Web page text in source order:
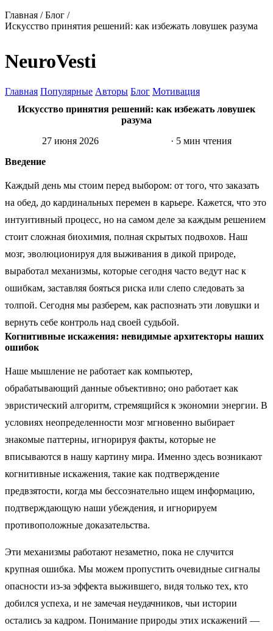
Главная / Блог /
Искусство принятия решений: как избежать ловушек разума
NeuroVesti
Главная Популярные Авторы Блог Мотивация
Искусство принятия решений: как избежать ловушек
разума
27 июня 2026
· 5 мин чтения
Введение
Каждый день мы стоим перед выбором: от того, что заказать
на обед, до кардинальных перемен в карьере. Кажется, что это
интуитивный процесс, но на самом деле за каждым решением
стоит сложная биохимия, полная скрытых подвохов. Наш
мозг, эволюционируя для выживания в дикой природе,
выработал механизмы, которые сегодня часто ведут нас к
ошибкам, заставляя бояться риска или слепо следовать за
толпой. Сегодня мы разберем, как распознать эти ловушки и
вернуть себе контроль над своей судьбой.
Когнитивные искажения: невидимые архитекторы наших
ошибок
Наше мышление не работает как компьютер,
обрабатывающий данные объективно; оно работает как
эвристический алгоритм, стремящийся к экономии энергии. В
условиях неопределенности мозг мгновенно выбирает
знакомые паттерны, игнорируя факты, которые не
вписываются в нашу картину мира. Именно здесь возникают
когнитивные искажения, такие как подтверждение
предвзятости, когда мы бессознательно ищем информацию,
подтверждающую наши убеждения, и игнорируем
противоположные доказательства.
Эти механизмы работают незаметно, пока не случится
крупная ошибка. Мы можем пропустить очевидные сигналы
опасности из-за эффекта выжившего, видя только тех, кто
добился успеха, и не замечая неудачников, чьи истории
остались за кадром. Понимание природы этих искажений —